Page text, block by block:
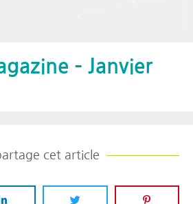
– Janvier
cet article